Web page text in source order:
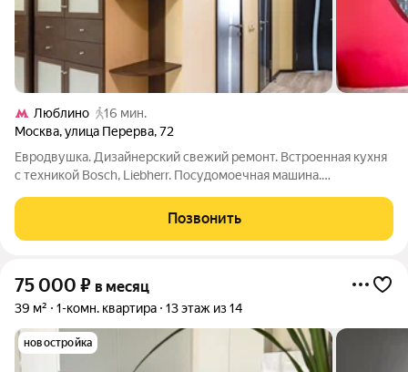
Люблино
16 мин.
Москва,улица Перерва,72
Евродвушка. Дизайнерский свежий ремонт. Встроенная кухня
с техникой Bosch, Liebherr. Посудомоечная машина.
купе шириной 240 см в прихожей и два шкафа для одежды (в
прихожей и в спальне). От
Позвонить
75 000 ₽ в месяц
39 м² 1-комн. квартира 13 этаж из 14
новостройка